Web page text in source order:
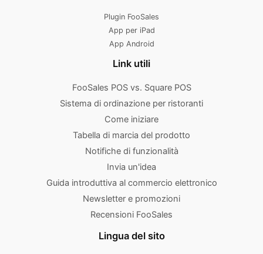
Plugin FooSales
App per iPad
App Android
Link utili
FooSales POS vs. Square POS
Sistema di ordinazione per ristoranti
Come iniziare
Tabella di marcia del prodotto
Notifiche di funzionalità
Invia un'idea
Guida introduttiva al commercio elettronico
Newsletter e promozioni
Recensioni FooSales
Lingua del sito